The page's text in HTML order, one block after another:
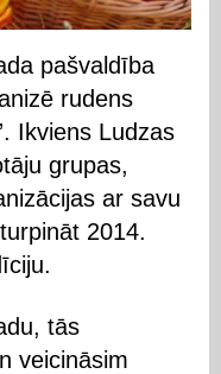
pašvaldība
rudens
Ikviens Ludzas
grupas,
ar savu
2014.
tās
veicināsim